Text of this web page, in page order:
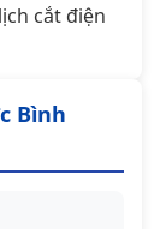
cắt điện
Bình